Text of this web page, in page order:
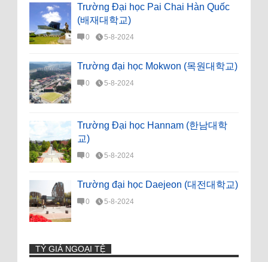
Trường Đại học Pai Chai Hàn Quốc
(배재대학교)
0 5-8-2024
Trường đại học Mokwon (목원대학교)
0 5-8-2024
Trường Đại học Hannam (한남대학
교)
0 5-8-2024
Trường đại học Daejeon (대전대학교)
0 5-8-2024
TỶ GIÁ NGOẠI TỆ